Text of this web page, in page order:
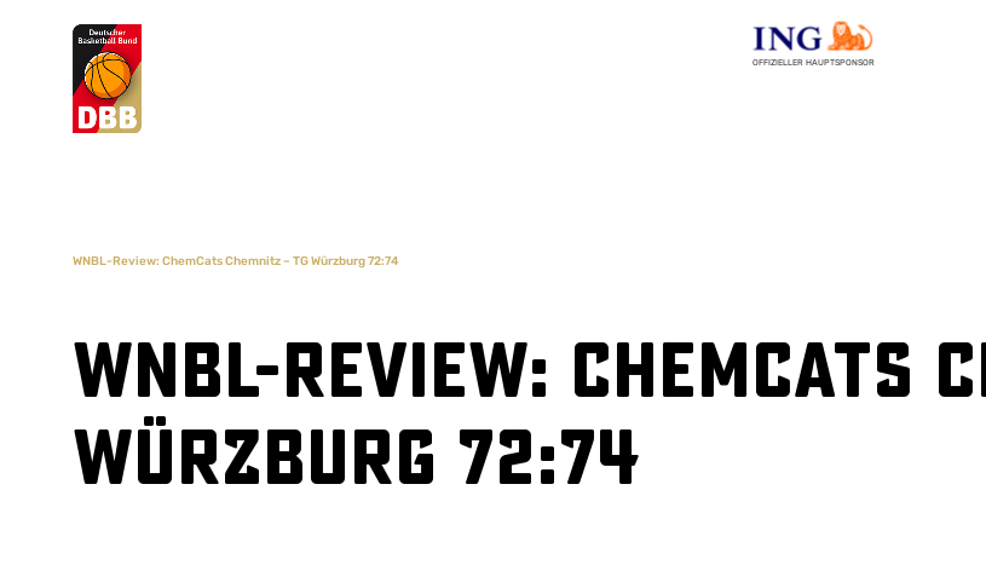
OFFIZIELLER HAUPTSPONSOR
Suchvorschläge
WNBL-Review: ChemCats Chemnitz – TG Würzburg 72:74
WNBL-Review: ChemCats
Würzburg 72:74